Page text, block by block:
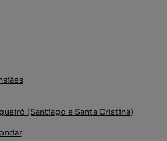
(Santiago e Santa Cristina)